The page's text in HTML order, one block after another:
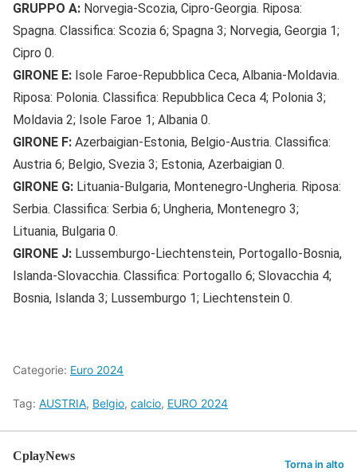
GRUPPO A: Norvegia-Scozia, Cipro-Georgia. Riposa:
Spagna. Classifica: Scozia 6; Spagna 3; Norvegia, Georgia 1;
Cipro 0.
GIRONE E: Isole Faroe-Repubblica Ceca, Albania-Moldavia.
Riposa: Polonia. Classifica: Repubblica Ceca 4; Polonia 3;
Moldavia 2; Isole Faroe 1; Albania 0.
GIRONE F: Azerbaigian-Estonia, Belgio-Austria. Classifica:
Austria 6; Belgio, Svezia 3; Estonia, Azerbaigian 0.
GIRONE G: Lituania-Bulgaria, Montenegro-Ungheria. Riposa:
Serbia. Classifica: Serbia 6; Ungheria, Montenegro 3;
Lituania, Bulgaria 0.
GIRONE J: Lussemburgo-Liechtenstein, Portogallo-Bosnia,
Islanda-Slovacchia. Classifica: Portogallo 6; Slovacchia 4;
Bosnia, Islanda 3; Lussemburgo 1; Liechtenstein 0.
Categorie: Euro 2024
Tag: AUSTRIA, Belgio, calcio, EURO 2024
CplayNews
Torna in alto